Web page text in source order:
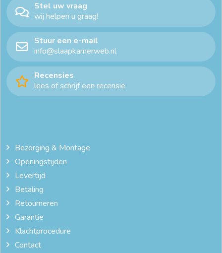
Stel uw vraag
wij helpen u graag!
Stuur een e-mail
info@slaapkamerweb.nl
Recensies
lees of schrijf een recensie
Bezorging & Montage
Openingstijden
Levertijd
Betaling
Retourneren
Garantie
Klachtprocedure
Contact